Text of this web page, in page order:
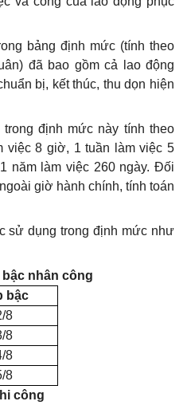
bảng định mức (tính theo
đã bao gồm cả lao động
bị, kết thúc, thu dọn hiện
định mức này tính theo
việc 8 giờ, 1 tuần làm việc 5
năm làm việc 260 ngày. Đối
giờ hành chính, tính toán
sử dụng trong định mức như
bậc nhân công
bậc
8
8
8
8
công